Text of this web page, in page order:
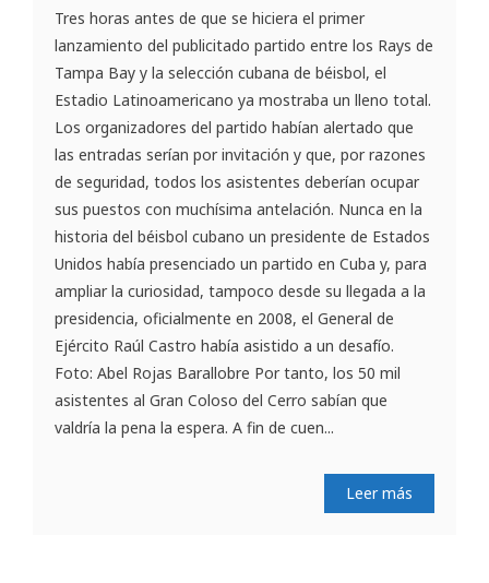
Tres horas antes de que se hiciera el primer
lanzamiento del publicitado partido entre los Rays de
Tampa Bay y la selección cubana de béisbol, el
Estadio Latinoamericano ya mostraba un lleno total.
Los organizadores del partido habían alertado que
las entradas serían por invitación y que, por razones
de seguridad, todos los asistentes deberían ocupar
sus puestos con muchísima antelación. Nunca en la
historia del béisbol cubano un presidente de Estados
Unidos había presenciado un partido en Cuba y, para
ampliar la curiosidad, tampoco desde su llegada a la
presidencia, oficialmente en 2008, el General de
Ejército Raúl Castro había asistido a un desafío.
Foto: Abel Rojas Barallobre Por tanto, los 50 mil
asistentes al Gran Coloso del Cerro sabían que
valdría la pena la espera. A fin de cuen...
Leer más